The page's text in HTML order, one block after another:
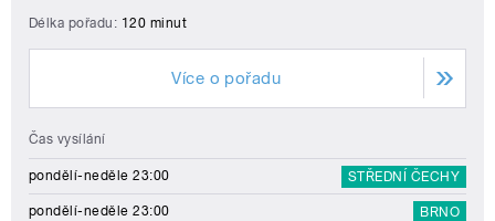
Délka pořadu: 120 minut
Více o pořadu
Čas vysílání
pondělí-neděle 23:00 STŘEDNÍ ČECHY
pondělí-neděle 23:00 BRNO